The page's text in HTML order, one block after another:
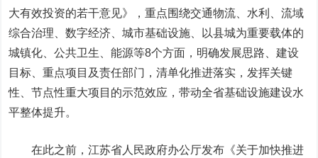
大有效投资的若干意见》，重点围绕交通物流、水利、流域
综合治理、数字经济、城市基础设施、以县城为重要载体的
城镇化、公共卫生、能源等8个方面，明确发展思路、建设
目标、重点项目及责任部门，清单化推进落实，发挥关键
性、节点性重大项目的示范效应，带动全省基础设施建设水
平整体提升。
在此之前，江苏省人民政府办公厅发布《关于加快推进